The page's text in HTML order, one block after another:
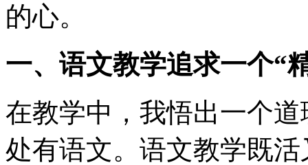
的心。
一、语文教学追求一个“
在教学中，我悟出一个
处有语文。语文教学既